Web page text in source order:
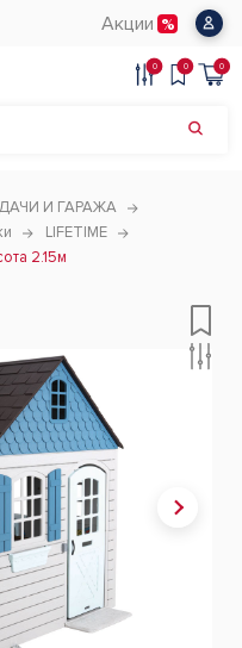
Акции
0 0 0
И ГАРАЖА
LIFETIME
2.15м